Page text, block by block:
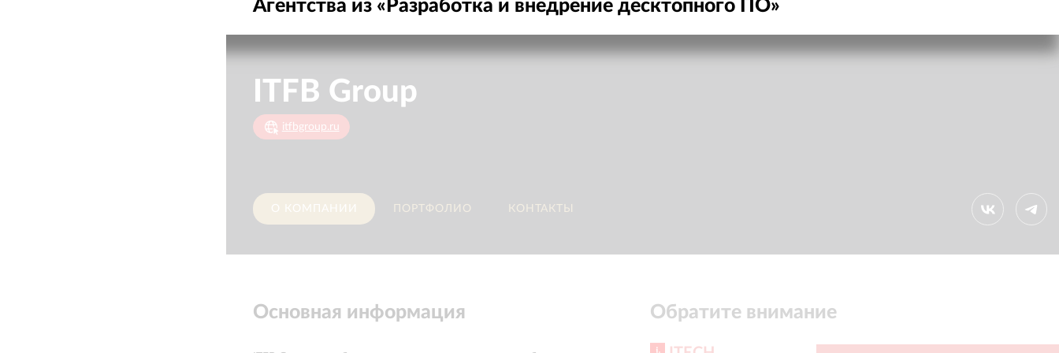
Агентства из « Разработка и внедрение десктопного ПО»
ITFB Group
itfbgroup.ru
О КОМПАНИИ ПОРТФОЛИО КОНТАКТЫ
Основная информация Обратите внимание